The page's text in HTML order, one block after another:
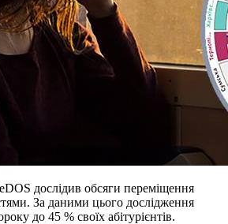
дослідив обсяги переміщення
За даними цього дослідження
до 45 % своїх абітурієнтів.